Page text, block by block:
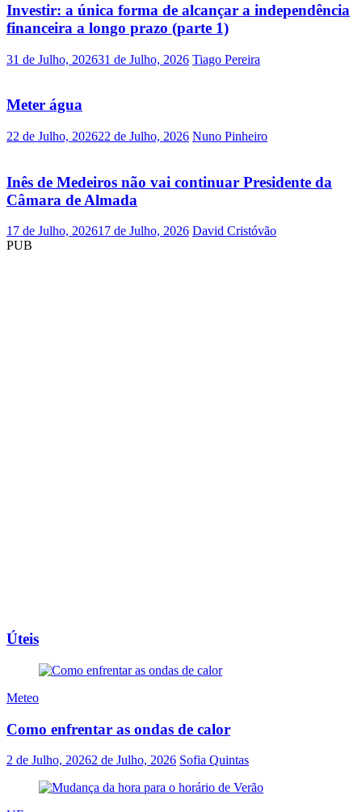
Investir: a única forma de alcançar a independência
financeira a longo prazo (parte 1)
31 de Julho, 202631 de Julho, 2026 Tiago Pereira
Meter água
22 de Julho, 202622 de Julho, 2026 Nuno Pinheiro
Inês de Medeiros não vai continuar Presidente da
Câmara de Almada
17 de Julho, 202617 de Julho, 2026 David Cristóvão
PUB
Úteis
Meteo
Como enfrentar as ondas de calor
2 de Julho, 20262 de Julho, 2026 Sofia Quintas